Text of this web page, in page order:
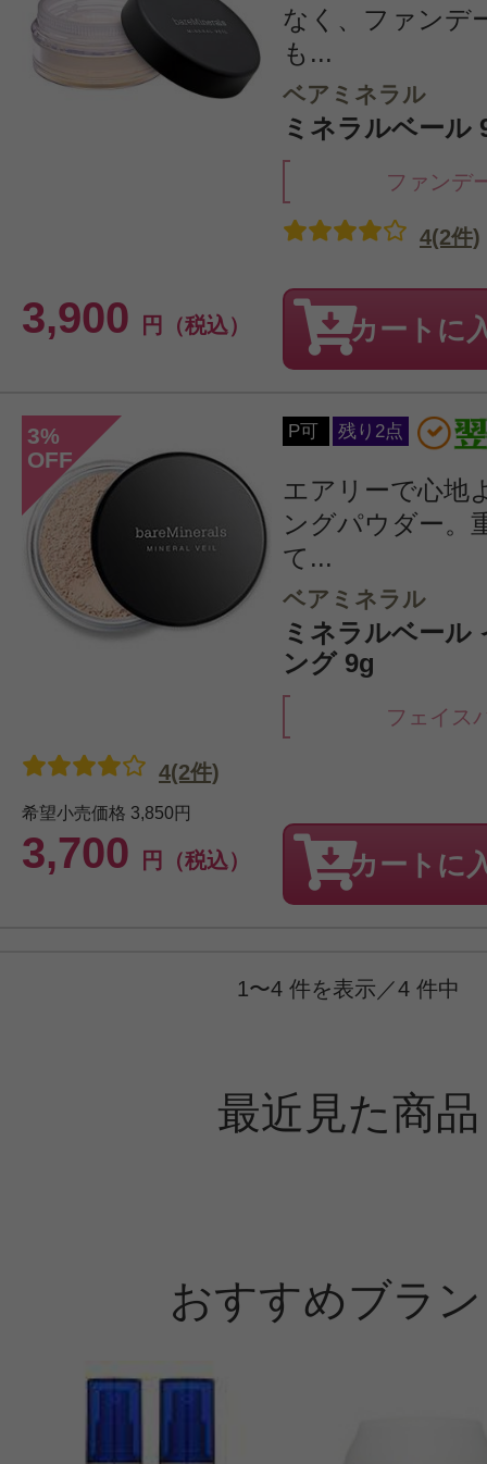
なく、ファンデ
も...
ベアミネラル
ミネラルベール
ファンデ
3,900 円（税込）
4(2件)
カートに
3%
OFF
P可 残り2点
エアリーで心地
ングパウダー。
て...
ベアミネラル
ミネラルベール
ング 9g
フェイス
希望小売価格 3,850円
3,700 円（税込）
4(2件)
カートに
1〜4 件を表示／4 件中
最近見た商品
おすすめブラ